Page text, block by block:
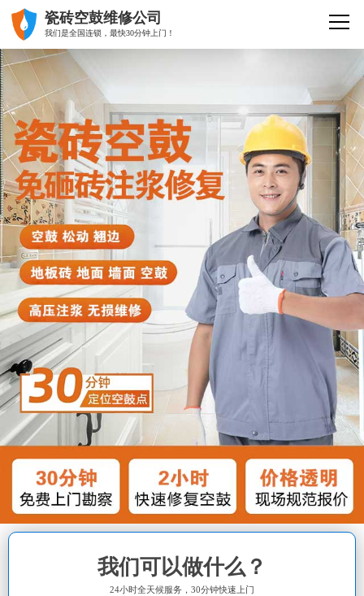
瓷砖空鼓维修公司
我们是全国连锁，最快30分钟上门！
我们可以做什么？
24小时全天候服务，30分钟快速上门